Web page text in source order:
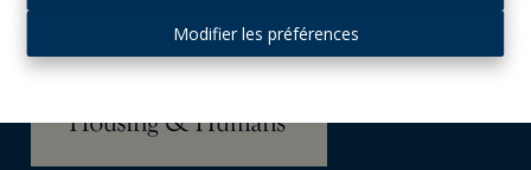
Modifier les préférences